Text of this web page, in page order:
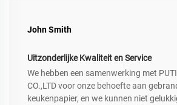
John Smith
Uitzonderlijke Kwaliteit en Service
We hebben een samenwerking met
CO.,LTD voor onze behoefte aan
keukenpapier, en we kunnen niet